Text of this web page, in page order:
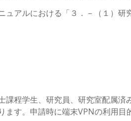
アルにおける「３．－（１）
程学生、研究員、研究室配属済
す。申請時に端末VPNの利用目